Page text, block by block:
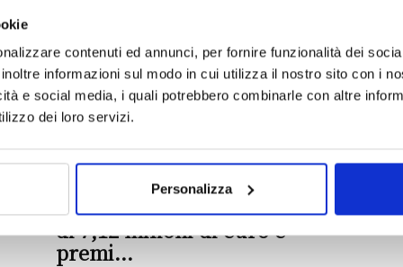
contenuti ed annunci, per fornire funzionalità dei
informazioni sul modo in cui utilizza il nostro sito con i
e social media, i quali potrebbero combinarle con altre
dei loro servizi.
Personalizza
Uca Assicurazione: utile netto
di 7,12 milioni di euro e
premi...